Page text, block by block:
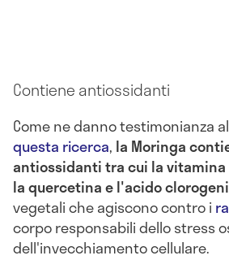
Contiene antiossidanti
Come ne danno testimonianza
questa ricerca, la Moringa
antiossidanti tra cui la vitamina
la quercetina e l'acido
vegetali che agiscono contro i
corpo responsabili dello stress
dell'invecchiamento cellulare.